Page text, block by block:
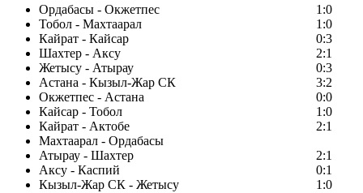
Ордабасы - Окжетпес
1:0
Тобол - Махтаарал
1:0
Кайрат - Кайсар
0:3
Шахтер - Аксу
2:1
Жетысу - Атырау
0:3
Астана - Кызыл-Жар СК
3:2
Окжетпес - Астана
0:0
Кайсар - Тобол
1:0
Кайрат - Актобе
2:1
Махтаарал - Ордабасы
Атырау - Шахтер
2:1
Аксу - Каспий
0:1
Кызыл-Жар СК - Жетысу
1:0